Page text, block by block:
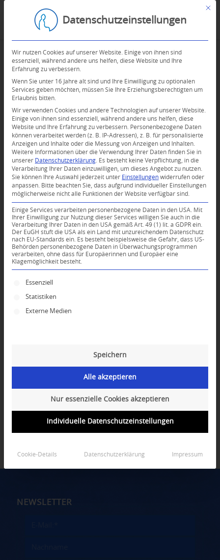
0
KOMMENTARE
Dein Kommentar
An Diskussion beteiligen?
Hinterlassen Sie uns Ihren Kommentar!
Name*
E-Mail-Adresse*
NEWSLETTER
Mit
Datenschutzeinstellungen
Wir nutzen Cookies auf unserer Website. Einige von ihnen sind
essenziell, während andere uns helfen, diese Website und Ihre
Erfahrung zu verbessern.
Wenn Sie unter 16 Jahre alt sind und Ihre Einwilligung zu optionalen
Services geben möchten, müssen Sie Ihre Erziehungsberechtigten um
Erlaubnis bitten.
Wir verwenden Cookies und andere Technologien auf unserer Website.
Einige von ihnen sind essenziell, während andere uns helfen, diese
Website und Ihre Erfahrung zu verbessern.
Personenbezogene Daten
können verarbeitet werden (z. B. IP-Adressen), z. B. für personalisierte
Anzeigen und Inhalte oder die Messung von Anzeigen und Inhalten.
Weitere Informationen über die Verwendung Ihrer Daten finden Sie in
unserer Datenschutzerklärung
Es besteht keine Verpflichtung, in die
Verarbeitung Ihrer Daten einzuwilligen, um dieses Angebot zu nutzen.
Sie können Ihre Auswahl jederzeit unter Einstellungen widerrufen oder
anpassen.
Bitte beachten Sie, dass aufgrund individueller Einstellungen
möglicherweise nicht alle Funktionen der Website verfügbar sind.
Einige Services verarbeiten personenbezogene Daten in den USA. Mit
Ihrer Einwilligung zur Nutzung dieser Services willigen Sie auch in die
Verarbeitung Ihrer Daten in den USA gemäß Art. 49 (1) lit. a GDPR ein.
Der EuGH stuft die USA als ein Land mit unzureichendem Datenschutz
nach EU-Standards ein. Es besteht beispielsweise die Gefahr, dass US-
Behörden personenbezogene Daten in Überwachungsprogrammen
verarbeiten, ohne dass für Europäerinnen und Europäer eine
Klagemöglichkeit besteht.
Es folgt eine Liste der Service-Gruppen, für die
Essenziell
Statistiken
Externe Medien
Speichern
Alle akzeptieren
Nur essenzielle Cookies akzeptieren
Individuelle Datenschutzeinstellungen
Cookie-Details Datenschutzerklärung Impressum